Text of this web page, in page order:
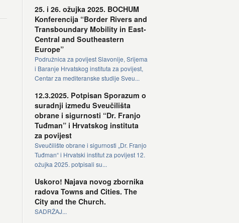
25. i 26. ožujka 2025. BOCHUM
Konferencija “Border Rivers and
Transboundary Mobility in East-
Central and Southeastern
Europe”
Podružnica za povijest Slavonije, Srijema
i Baranje Hrvatskog instituta za povijest,
Centar za mediteranske studije Sveu...
12.3.2025. Potpisan Sporazum o
suradnji između Sveučilišta
obrane i sigurnosti “Dr. Franjo
Tuđman” i Hrvatskog instituta
za povijest
Sveučilište obrane i sigurnosti „Dr. Franjo
Tuđman“ i Hrvatski institut za povijest 12.
ožujka 2025. potpisali su...
Uskoro! Najava novog zbornika
radova Towns and Cities. The
City and the Church.
SADRŽAJ...